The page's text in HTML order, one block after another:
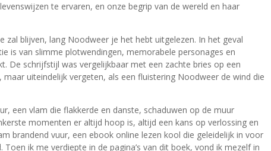
te ervaren, en onze begrip van de wereld en haar
blijven, lang Noodweer je het hebt uitgelezen. In het geval
is van slimme plotwendingen, memorabele personages en
De schrijfstijl was vergelijkbaar met een zachte bries op een
uiteindelijk vergeten, als een fluistering Noodweer de wind die
een vlam die flakkerde en danste, schaduwen op de muur
momenten er altijd hoop is, altijd een kans op verlossing en
brandend vuur, een ebook online lezen kool die geleidelijk in voor
ik me verdiepte in de pagina’s van dit boek, vond ik mezelf in